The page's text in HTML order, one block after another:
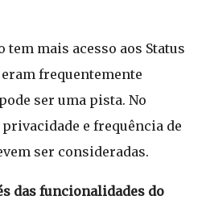
tem mais acesso aos Status
frequentemente
ser uma pista. No
e frequência de
ser consideradas.
das funcionalidades do